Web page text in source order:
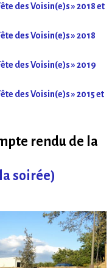
des Voisin(e)s » 2018 et
des Voisin(e)s » 2018
des Voisin(e)s » 2019
des Voisin(e)s » 2015 et
rendu de la
soirée)